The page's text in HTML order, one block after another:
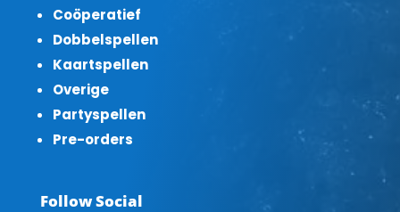
Coöperatief
Dobbelspellen
Kaartspellen
Overige
Partyspellen
Pre-orders
Follow Social